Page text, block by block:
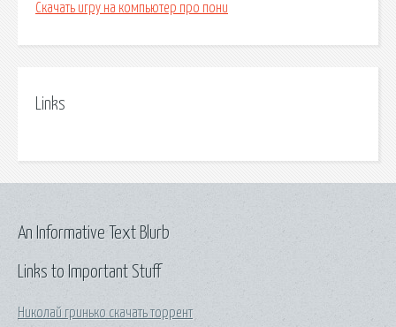
Скачать игру на компьютер про пони
Links
Links to Important Stuff
Николай гринько скачать торрент
An Informative Text Blurb